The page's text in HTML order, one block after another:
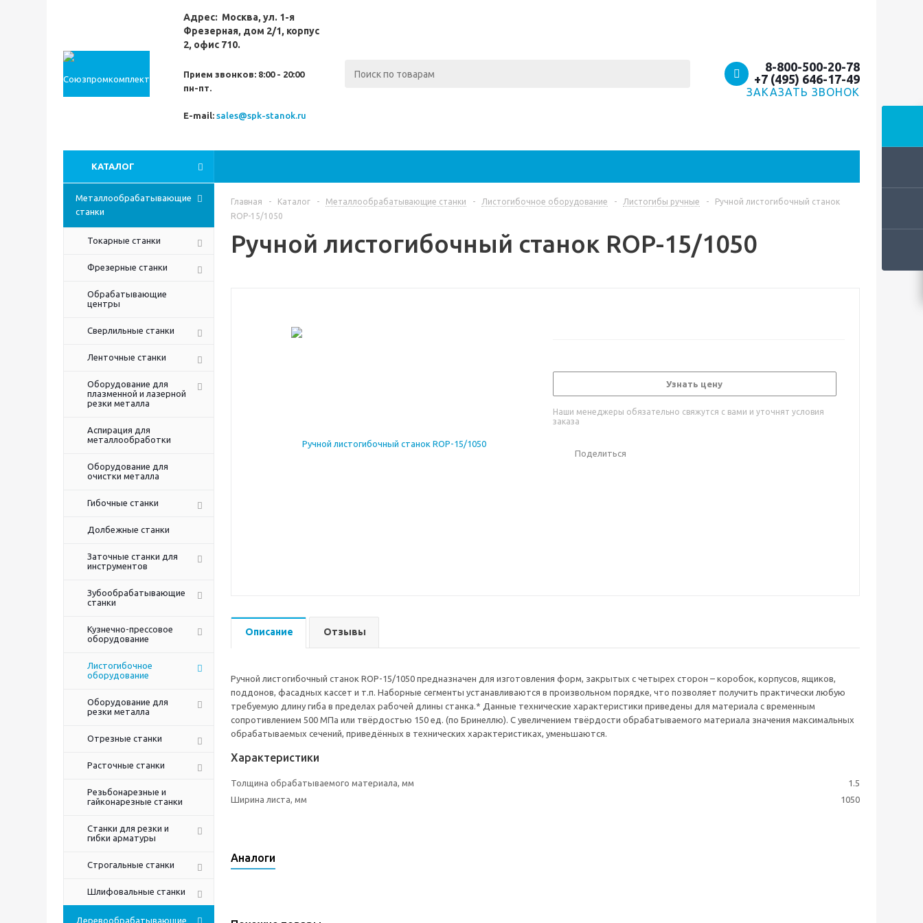
Адрес: Москва, ул. 1-я
Фрезерная, дом 2/1, корпус
2, офис 710.
Прием звонков: 8:00 - 20:00
пн-пт.
E-mail: sales@spk-stanok.ru
8-800-500-20-78
+7 (495) 646-17-49
ЗАКАЗАТЬ ЗВОНОК
КАТАЛОГ
Металлообрабатывающие
станки
Токарные станки
Фрезерные станки
Обрабатывающие
центры
Сверлильные станки
Ленточные станки
Оборудование для
плазменной и лазерной
резки металла
Аспирация для
металлообработки
Оборудование для
очистки металла
Гибочные станки
Долбежные станки
Заточные станки для
инструментов
Зубообрабатывающие
станки
Кузнечно-прессовое
оборудование
Листогибочное
оборудование
Оборудование для
резки металла
Отрезные станки
Расточные станки
Резьбонарезные и
гайконарезные станки
Станки для резки и
гибки арматуры
Строгальные станки
Шлифовальные станки
Деревообрабатывающие
Главная - Каталог - Металлообрабатывающие станки - Листогибочное оборудование - Листогибы ручные -
Ручной листогибочный станок
ROP-15/1050
Ручной листогибочный станок ROP-15/1050
Узнать цену
Наши менеджеры обязательно свяжутся с вами и уточнят условия
заказа
Поделиться
Описание Отзывы
Ручной листогибочный станок ROP-15/1050 предназначен для изготовления форм, закрытых с четырех сторон – коробок, корпусов, ящиков,
поддонов, фасадных кассет и т.п. Наборные сегменты устанавливаются в произвольном порядке, что позволяет получить практически любую
требуемую длину гиба в пределах рабочей длины станка.* Данные технические характеристики приведены для материала с временным
сопротивлением 500 МПа или твёрдостью 150 ед. (по Бринеллю). С увеличением твёрдости обрабатываемого материала значения максимальных
обрабатываемых сечений, приведённых в технических характеристиках, уменьшаются.
Характеристики
Толщина обрабатываемого материала, мм
1.5
Ширина листа, мм
1050
Аналоги